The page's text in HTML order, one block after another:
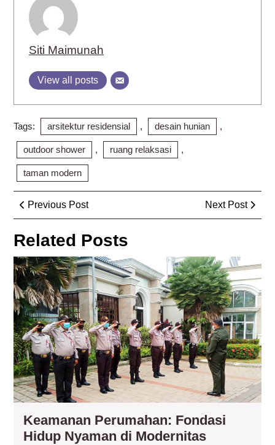
Siti Maimunah
View all posts
Tags: arsitektur residensial , desain hunian ,
outdoor shower , ruang relaksasi ,
taman modern
Post
navigation
Previous PostPrevious
Post
Next Post
Next
Post
Related Posts
Keamanan Perumahan: Fondasi
Hidup Nyaman di ModernitasKeamanan